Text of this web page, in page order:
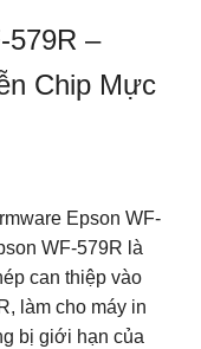
579R –
Chip Mực
Epson WF-
WF-579R là
can thiệp vào
làm cho máy in
bị giới hạn của